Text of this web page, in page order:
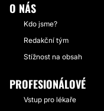
O NÁS
Kdo jsme?
Redakční tým
Stížnost na obsah
PROFESIONÁLOVÉ
Vstup pro lékaře